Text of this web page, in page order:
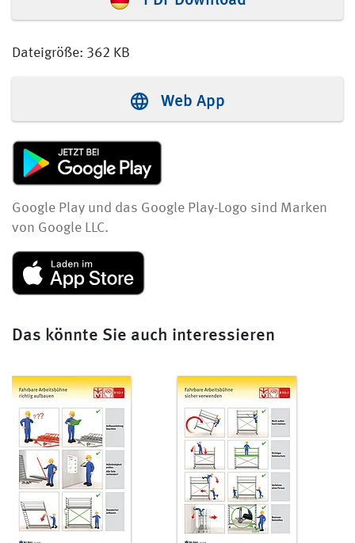
Dateigröße: 362 KB
Web App
Google Play und das Google Play-Logo sind Marken
von Google LLC.
Das könnte Sie auch interessieren